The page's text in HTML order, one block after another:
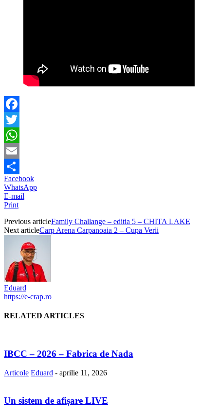
Facebook
Twitter
WhatsApp
Email
Partajează
Facebook
WhatsApp
E-mail
Print
Previous articleFamily Challange – editia 5 – CHITA LAKE
Next articleCarp Arena Carpanoaia 2 – Cupa Verii
Eduard
https://e-crap.ro
RELATED ARTICLES
IBCC – 2026 – Fabrica de Nada
Articole Eduard - aprilie 11, 2026
Un sistem de afișare LIVE